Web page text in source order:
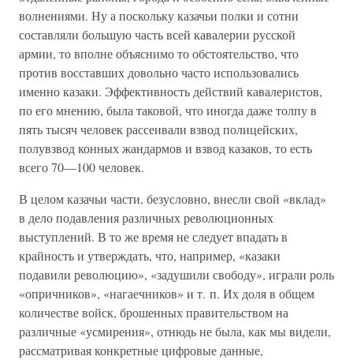
волнениями. Ну а поскольку казачьи полки и сотни
составляли большую часть всей кавалерии русской
армии, то вполне объяснимо то обстоятельство, что
против восставших довольно часто использовались
именно казаки. Эффективность действий кавалеристов,
по его мнению, была таковой, что иногда даже толпу в
пять тысяч человек рассеивали взвод полицейских,
полувзвод конных жандармов и взвод казаков, то есть
всего 70—100 человек.
В целом казачьи части, безусловно, внесли свой «вклад»
в дело подавления различных революционных
выступлений. В то же время не следует впадать в
крайность и утверждать, что, например, «казаки
подавили революцию», «задушили свободу», играли роль
«опричников», «нагаечников» и т. п. Их доля в общем
количестве войск, брошенных правительством на
различные «усмирения», отнюдь не была, как мы видели,
рассматривая конкретные цифровые данные,